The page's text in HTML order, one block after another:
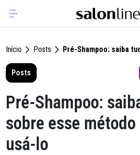
Início Posts
Pré-Shampoo: saiba
Posts
Pré-Shampoo:
sobre esse método
usá-lo